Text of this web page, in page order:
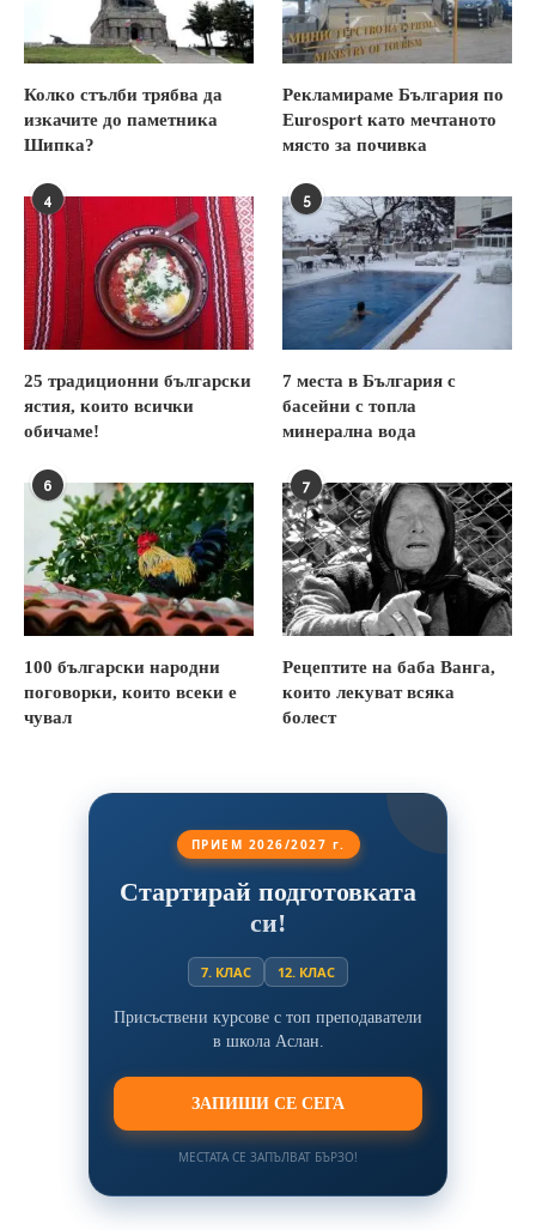
Колко стълби трябва да
изкачите до паметника
Шипка?
Рекламираме България по
Eurosport като мечтаното
място за почивка
4
25 традиционни български
ястия, които всички
обичаме!
5
7 места в България с
басейни с топла
минерална вода
6
100 български народни
поговорки, които всеки е
чувал
7
Рецептите на баба Ванга,
които лекуват всяка
болест
ПРИЕМ 2026/2027 г.
Стартирай подготовката
си!
7. КЛАС 12. КЛАС
Присъствени курсове с топ преподаватели
в школа Аслан.
ЗАПИШИ СЕ СЕГА
МЕСТАТА СЕ ЗАПЪЛВАТ БЪРЗО!